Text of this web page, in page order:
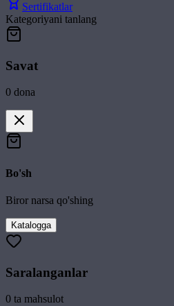
Sertifikatlar
Kategoriyani tanlang
Savat
0 dona
Bo'sh
Biror narsa qo'shing
Katalogga
Saralanganlar
0 ta mahsulot